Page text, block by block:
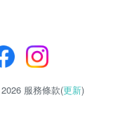
服務條款(更新)